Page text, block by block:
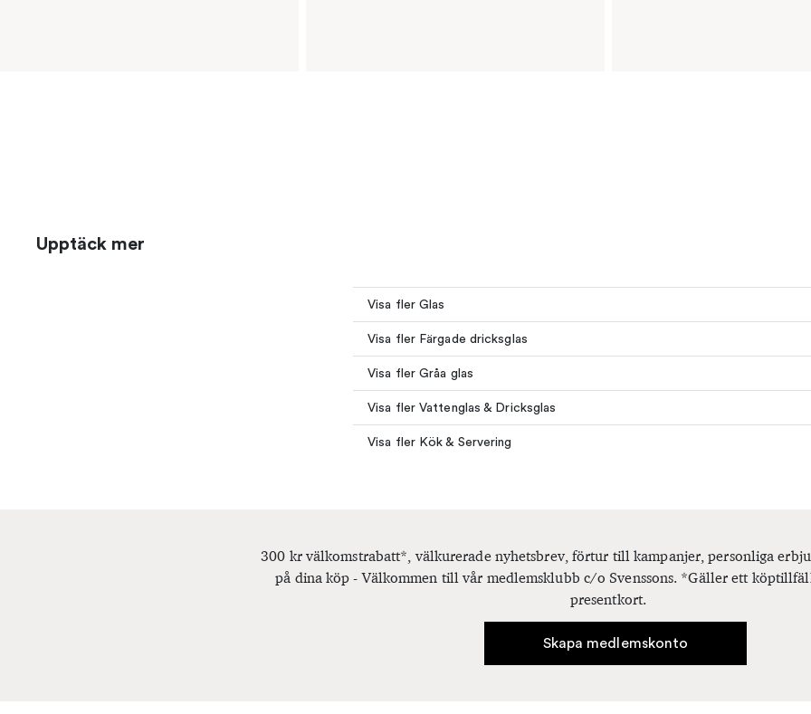
Upptäck mer
Visa fler Glas
Visa fler Färgade dricksglas
Visa fler Gråa glas
Visa fler Vattenglas & Dricksglas
Visa fler Kök & Servering
300 kr välkomstrabatt*, välkurerade nyhetsbrev, förtur till kampanjer, personliga
på dina köp - Välkommen till vår medlemsklubb c/o Svenssons. *Gäller ett
presentkort.
Skapa medlemskonto